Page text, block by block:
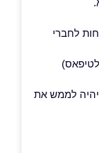
לחברי
יהיה לממש את